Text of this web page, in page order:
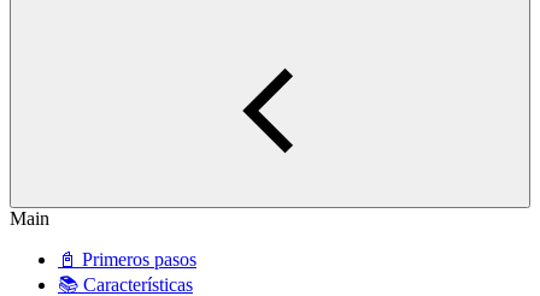
Main
📓 Primeros pasos
📚 Características